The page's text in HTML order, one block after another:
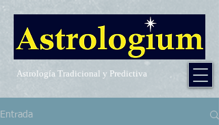
Astrología Tradicional y Predictiva
Entrada